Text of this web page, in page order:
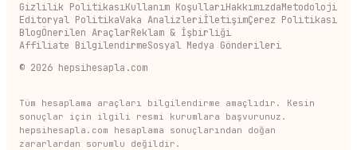
Gizlilik PolitikasıKullanım KoşullarıHakkımızdaMetodoloji
Editoryal PolitikaVaka AnalizleriİletişimÇerez Politikası
BlogÖnerilen AraçlarReklam & İşbirliği
Affiliate BilgilendirmeSosyal Medya Gönderileri
© 2026 hepsihesapla.com
Tüm hesaplama araçları bilgilendirme amaçlıdır. Kesin
sonuçlar için ilgili resmi kurumlara başvurunuz.
hepsihesapla.com hesaplama sonuçlarından doğan
zararlardan sorumlu değildir.